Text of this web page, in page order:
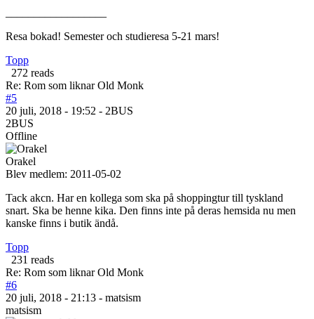
Resa bokad! Semester och studieresa 5-21 mars!
Topp
272 reads
Re: Rom som liknar Old Monk
#5
20 juli, 2018 - 19:52 - 2BUS
2BUS
Offline
Orakel
Blev medlem: 2011-05-02
Tack akcn. Har en kollega som ska på shoppingtur till tyskland
snart. Ska be henne kika. Den finns inte på deras hemsida nu men
kanske finns i butik ändå.
Topp
231 reads
Re: Rom som liknar Old Monk
#6
20 juli, 2018 - 21:13 - matsism
matsism